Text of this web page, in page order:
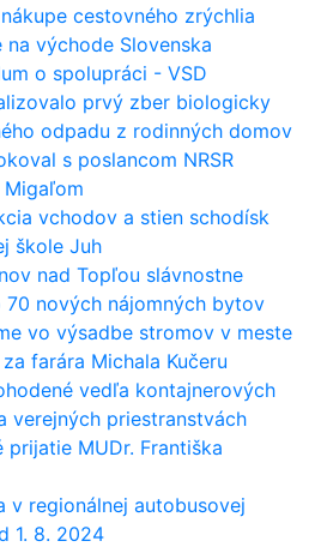
cestovného zrýchlia
na východe Slovenska
o spolupráci - VSD
prvý zber biologicky
odpadu z rodinných domov
s poslancom NRSR
Migaľom
vchodov a stien schodísk
škole Juh
nad Topľou slávnostne
nových nájomných bytov
vo výsadbe stromov v meste
farára Michala Kučeru
vedľa kontajnerových
verejných priestranstvách
prijatie MUDr. Františka
v regionálnej autobusovej
1. 8. 2024